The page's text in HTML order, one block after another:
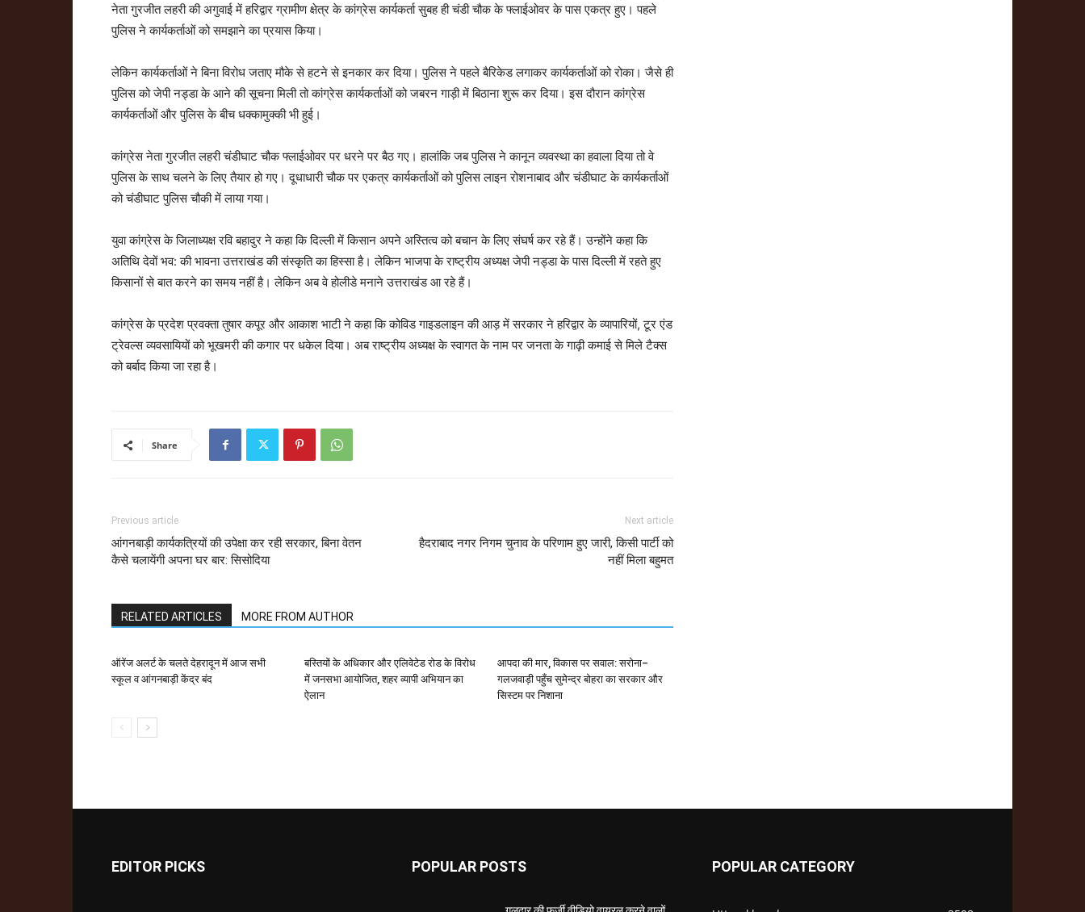
नेता गुरजीत लहरी की अगुवाई में हरिद्वार ग्रामीण क्षेत्र के कांग्रेस कार्यकर्ता सुबह ही चंडी चौक के फ्लाईओवर के पास एकत्र हुए। पहले
पुलिस ने कार्यकर्ताओं को समझाने का प्रयास किया।
लेकिन कार्यकर्ताओं ने बिना विरोध जताए मौके से हटने से इनकार कर दिया। पुलिस ने पहले बैरिकेड लगाकर कार्यकर्ताओं को रोका। जैसे ही
पुलिस को जेपी नड्डा के आने की सूचना मिली तो कांग्रेस कार्यकर्ताओं को जबरन गाड़ी में बिठाना शुरू कर दिया। इस दौरान कांग्रेस
कार्यकर्ताओं और पुलिस के बीच धक्कामुक्की भी हुई।
कांग्रेस नेता गुरजीत लहरी चंडीघाट चौक फ्लाईओवर पर धरने पर बैठ गए। हालांकि जब पुलिस ने कानून व्यवस्था का हवाला दिया तो वे
पुलिस के साथ चलने के लिए तैयार हो गए। दूधाधारी चौक पर एकत्र कार्यकर्ताओं को पुलिस लाइन रोशनाबाद और चंडीघाट के कार्यकर्ताओं
को चंडीघाट पुलिस चौकी में लाया गया।
युवा कांग्रेस के जिलाध्यक्ष रवि बहादुर ने कहा कि दिल्ली में किसान अपने अस्तित्व को बचान के लिए संघर्ष कर रहे हैं। उन्होंने कहा कि
अतिथि देवों भव: की भावना उत्तराखंड की संस्कृति का हिस्सा है। लेकिन भाजपा के राष्ट्रीय अध्यक्ष जेपी नड्डा के पास दिल्ली में रहते हुए
किसानों से बात करने का समय नहीं है। लेकिन अब वे होलीडे मनाने उत्तराखंड आ रहे हैं।
कांग्रेस के प्रदेश प्रवक्ता तुषार कपूर और आकाश भाटी ने कहा कि कोविड गाइडलाइन की आड़ में सरकार ने हरिद्वार के व्यापारियों, टूर एंड
ट्रेवल्स व्यवसायियों को भूखमरी की कगार पर धकेल दिया। अब राष्ट्रीय अध्यक्ष के स्वागत के नाम पर जनता के गाढ़ी कमाई से मिले टैक्स
को बर्बाद किया जा रहा है।
Share
Previous article
आंगनबाड़ी कार्यकत्रियों की उपेक्षा कर रही सरकार, बिना वेतन
कैसे चलायेंगी अपना घर बार: सिसोदिया
Next article
हैदराबाद नगर निगम चुनाव के परिणाम हुए जारी, किसी पार्टी को
नहीं मिला बहुमत
RELATED ARTICLES MORE FROM AUTHOR
ऑरेंज अलर्ट के चलते देहरादून में आज सभी
स्कूल व आंगनबाड़ी केंद्र बंद
बस्तियों के अधिकार और एलिवेटेड रोड के विरोध
में जनसभा आयोजित, शहर व्यापी अभियान का
ऐलान
आपदा की मार, विकास पर सवाल: सरोना–
गलजवाड़ी पहुँच सुमेन्द्र बोहरा का सरकार और
सिस्टम पर निशाना
EDITOR PICKS POPULAR POSTS POPULAR CATEGORY